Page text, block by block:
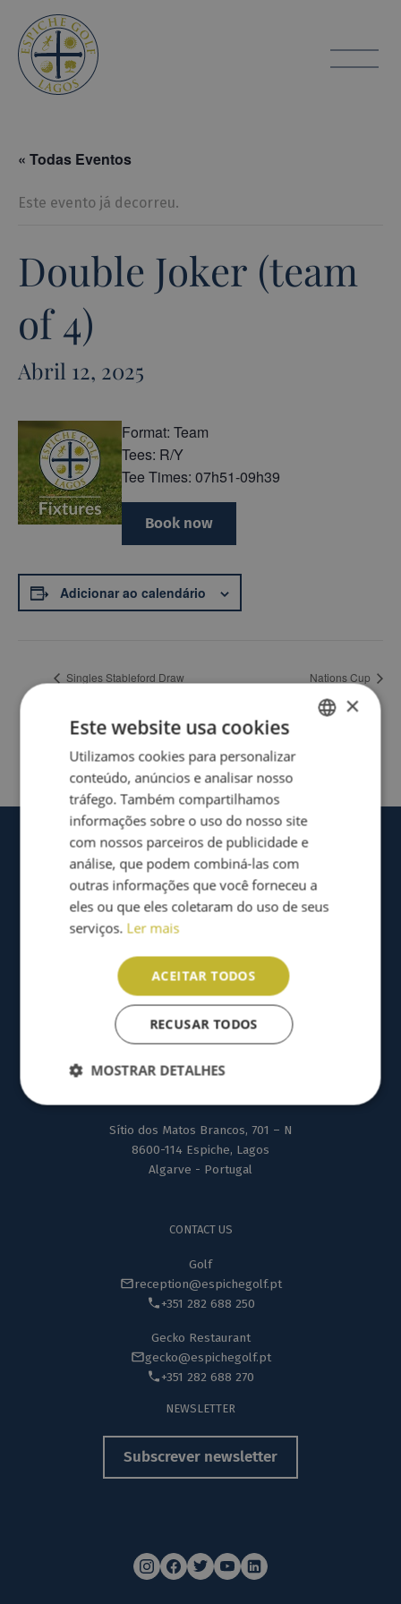
toggle
« Todas Eventos
Este evento já decorreu.
Double Joker (team
of 4)
Abril 12, 2025
Format: Team
Tees: R/Y
Tee Times: 07h51-09h39
Book now
Adicionar ao calendário
Singles Stableford Draw Nations Cup
Back
Sítio dos Matos Brancos, 701 – N
8600-114 Espiche, Lagos
Algarve - Portugal
CONTACT US
Golf
reception@espichegolf.pt
+351 282 688 250
Gecko Restaurant
gecko@espichegolf.pt
+351 282 688 270
NEWSLETTER
Subscrever newsletter
×
Este website usa cookies
Utilizamos cookies para personalizar
conteúdo, anúncios e analisar nosso
tráfego. Também compartilhamos
informações sobre o uso do nosso site
com nossos parceiros de publicidade e
análise, que podem combiná-las com
outras informações que você forneceu a
eles ou que eles coletaram do uso de seus
serviços. Ler mais
ACEITAR TODOS
RECUSAR TODOS
MOSTRAR DETALHES